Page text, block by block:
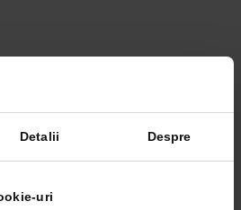
Detalii Despre
uri